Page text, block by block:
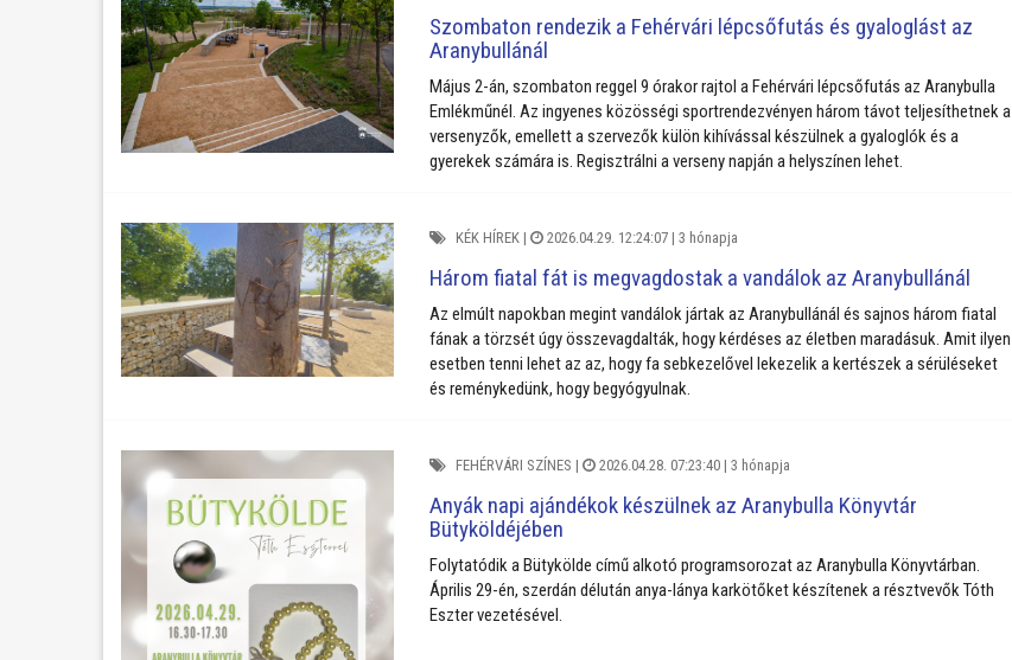
Szombaton rendezik a Fehérvári lépcsőfutás és gyaloglást az
Aranybullánál
Május 2-án, szombaton reggel 9 órakor rajtol a Fehérvári lépcsőfutás az Aranybulla
Emlékműnél. Az ingyenes közösségi sportrendezvényen három távot teljesíthetnek a
versenyzők, emellett a szervezők külön kihívással készülnek a gyaloglók és a
gyerekek számára is. Regisztrálni a verseny napján a helyszínen lehet.
KÉK HÍREK| 2026.04.29. 12:24:07 | 3 hónapja
Három fiatal fát is megvagdostak a vandálok az Aranybullánál
Az elmúlt napokban megint vandálok jártak az Aranybullánál és sajnos három fiatal
fának a törzsét úgy összevagdalták, hogy kérdéses az életben maradásuk. Amit ilyen
esetben tenni lehet az az, hogy fa sebkezelővel lekezelik a kertészek a sérüléseket
és reménykedünk, hogy begyógyulnak.
FEHÉRVÁRI SZÍNES | 2026.04.28. 07:23:40 | 3 hónapja
Anyák napi ajándékok készülnek az Aranybulla Könyvtár
Bütyköldéjében
Folytatódik a Bütykölde című alkotó programsorozat az Aranybulla Könyvtárban.
Április 29-én, szerdán délután anya-lánya karkötőket készítenek a résztvevők Tóth
Eszter vezetésével.